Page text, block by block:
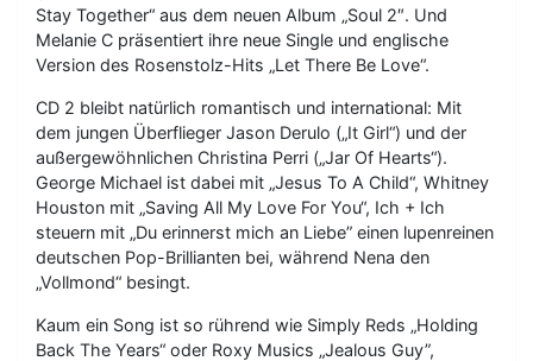
Stay Together“ aus dem neuen Album „Soul 2″. Und
Melanie C präsentiert ihre neue Single und englische
Version des Rosenstolz-Hits „Let There Be Love“.
CD 2 bleibt natürlich romantisch und international: Mit
dem jungen Überflieger Jason Derulo („It Girl“) und der
außergewöhnlichen Christina Perri („Jar Of Hearts“).
George Michael ist dabei mit „Jesus To A Child“, Whitney
Houston mit „Saving All My Love For You“, Ich + Ich
steuern mit „Du erinnerst mich an Liebe” einen lupenreinen
deutschen Pop-Brillianten bei, während Nena den
„Vollmond“ besingt.
Kaum ein Song ist so rührend wie Simply Reds „Holding
Back The Years“ oder Roxy Musics „Jealous Guy”,